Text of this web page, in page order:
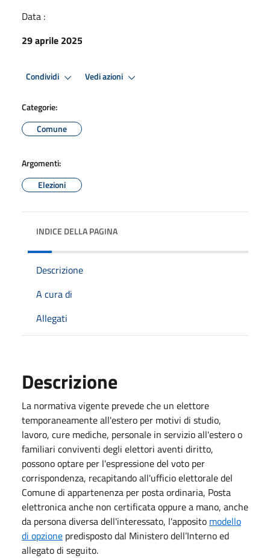
Data :
29 aprile 2025
Condividi Vedi azioni
Categorie:
Comune
Argomenti:
Elezioni
INDICE DELLA PAGINA
Descrizione
A cura di
Allegati
Descrizione
La normativa vigente prevede che un elettore
temporaneamente all'estero per motivi di studio,
lavoro, cure mediche, personale in servizio all'estero o
familiari conviventi degli elettori aventi diritto,
possono optare per l'espressione del voto per
corrispondenza, recapitando all'ufficio elettorale del
Comune di appartenenza per posta ordinaria, Posta
elettronica anche non certificata oppure a mano, anche
da persona diversa dell'interessato, l'apposito modello
di opzione predisposto dal Ministero dell’Interno ed
allegato di seguito.